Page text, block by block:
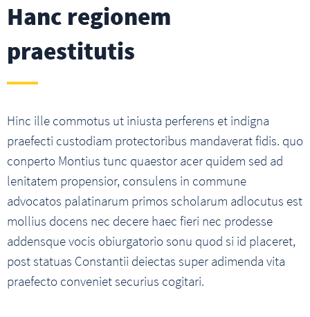
Hanc regionem
praestitutis
Hinc ille commotus ut iniusta perferens et indigna
praefecti custodiam protectoribus mandaverat fidis. quo
conperto Montius tunc quaestor acer quidem sed ad
lenitatem propensior, consulens in commune
advocatos palatinarum primos scholarum adlocutus est
mollius docens nec decere haec fieri nec prodesse
addensque vocis obiurgatorio sonu quod si id placeret,
post statuas Constantii deiectas super adimenda vita
praefecto conveniet securius cogitari.